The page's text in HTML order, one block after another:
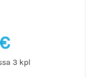
3 kpl